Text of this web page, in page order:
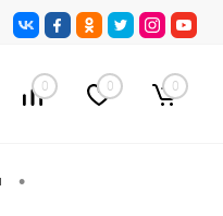
0 0 0
•